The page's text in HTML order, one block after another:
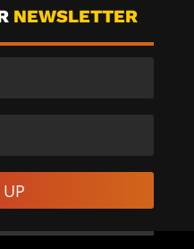
NEWSLETTER